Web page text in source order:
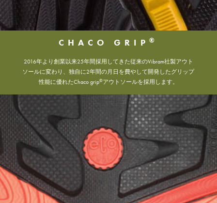
CHACO GRIP ®
2016年より創業以来25年間採用してきた従来のVibram社製アウト
ソールに変わり、独自に2年間の月日を費やして開発したグリップ
性能に優れたChaco grip®アウトソールを採用します。